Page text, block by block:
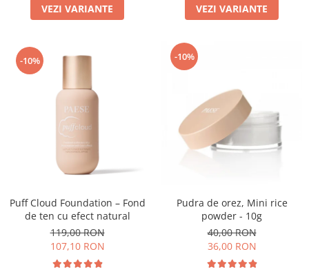
VEZI VARIANTE VEZI VARIANTE
-10%
Puff Cloud Foundation – Fond
de ten cu efect natural
119,00 RON
107,10 RON
-10%
Pudra de orez, Mini rice
powder - 10g
40,00 RON
36,00 RON